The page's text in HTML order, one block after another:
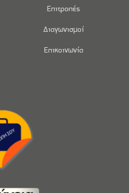
Επιτροπές
Διαγωνισμοί
Επικοινωνία